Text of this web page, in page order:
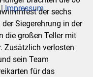
der sechs
Siegerehrung in der
die großen Teller mit
Zusätzlich verlosten
sein Team
für das
Impressum